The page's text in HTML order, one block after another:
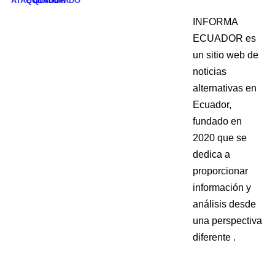
INFORMA
ECUADOR es
un sitio web de
noticias
alternativas en
Ecuador,
fundado en
2020 que se
dedica a
proporcionar
información y
análisis desde
una perspectiva
diferente .